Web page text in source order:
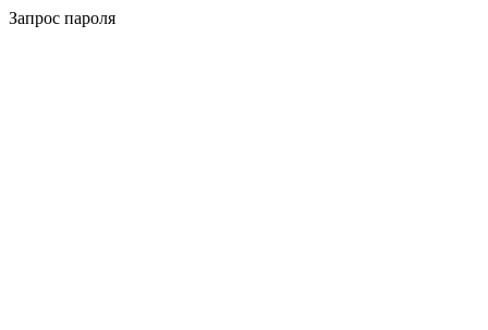
Запрос пароля